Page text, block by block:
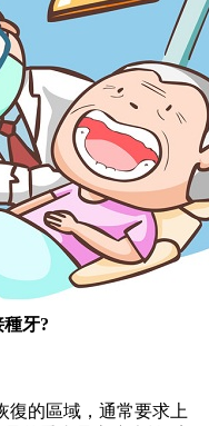
牙?
的區域，通常要求上